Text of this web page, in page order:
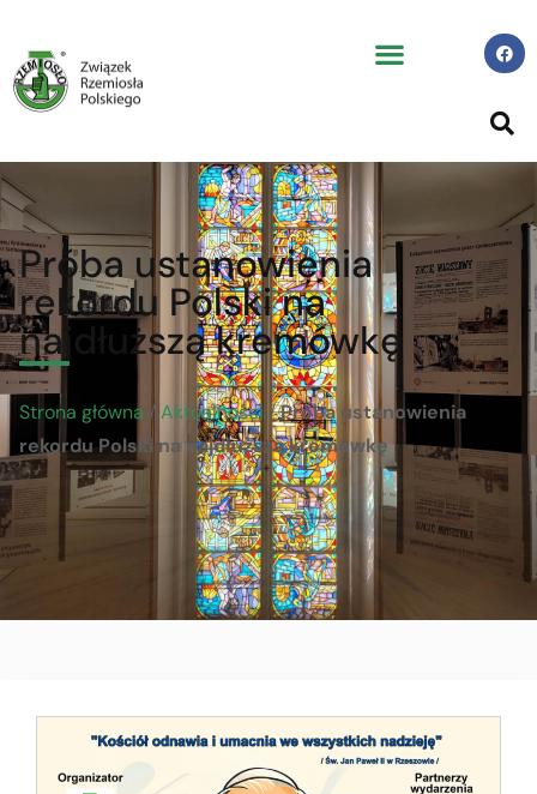
Próba ustanowienia
rekordu Polski na
najdłuższą kremówkę
Strona główna / Aktualności /Próba ustanowienia
rekordu Polski na najdłuższą kremówkę